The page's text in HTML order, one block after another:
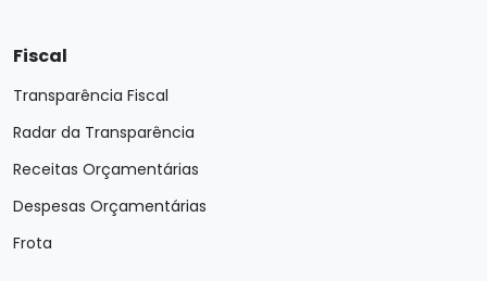
Fiscal
Transparência Fiscal
Radar da Transparência
Receitas Orçamentárias
Despesas Orçamentárias
Frota